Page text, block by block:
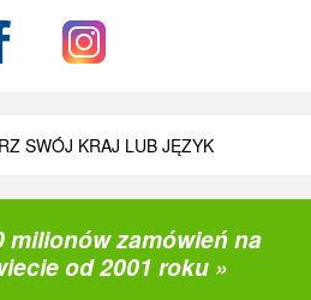
SWÓJ KRAJ LUB JĘZYK
milionów zamówień na
od 2001 roku »